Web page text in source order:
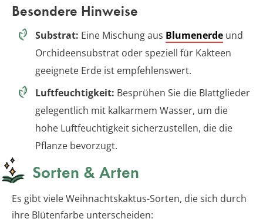
Besondere Hinweise
Substrat: Eine Mischung aus Blumenerde und
Orchideensubstrat oder speziell für Kakteen
geeignete Erde ist empfehlenswert.
Luftfeuchtigkeit: Besprühen Sie die Blattglieder
gelegentlich mit kalkarmem Wasser, um die
hohe Luftfeuchtigkeit sicherzustellen, die die
Pflanze bevorzugt.
Sorten & Arten
Es gibt viele Weihnachtskaktus-Sorten, die sich durch
ihre Blütenfarbe unterscheiden: